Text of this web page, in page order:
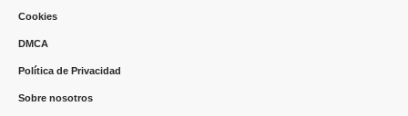
Cookies
DMCA
Política de Privacidad
Sobre nosotros